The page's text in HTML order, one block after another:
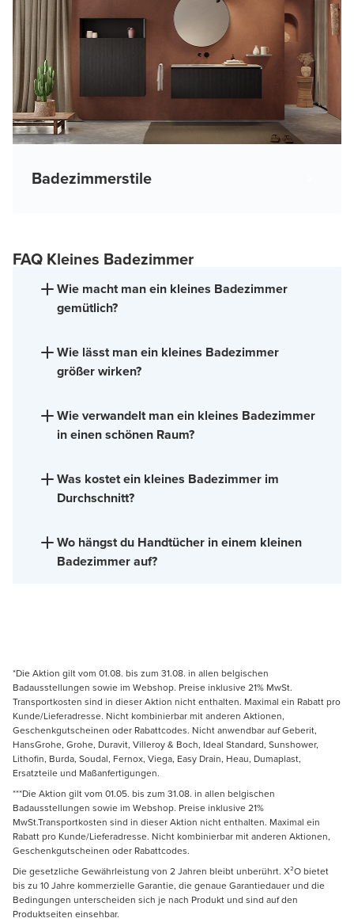
Badezimmerstile
FAQ Kleines Badezimmer
Wie macht man ein kleines Badezimmer
gemütlich?
Wie lässt man ein kleines Badezimmer
größer wirken?
Wie verwandelt man ein kleines Badezimmer
in einen schönen Raum?
Was kostet ein kleines Badezimmer im
Durchschnitt?
Wo hängst du Handtücher in einem kleinen
Badezimmer auf?
*Die Aktion gilt vom 01.08. bis zum 31.08. in allen belgischen
Badausstellungen sowie im Webshop. Preise inklusive 21% MwSt.
Transportkosten sind in dieser Aktion nicht enthalten. Maximal ein Rabatt pro
Kunde/Lieferadresse. Nicht kombinierbar mit anderen Aktionen,
Geschenkgutscheinen oder Rabattcodes. Nicht anwendbar auf Geberit,
HansGrohe, Grohe, Duravit, Villeroy & Boch, Ideal Standard, Sunshower,
Lithofin, Burda, Soudal, Fernox, Viega, Easy Drain, Heau, Dumaplast,
Ersatzteile und Maßanfertigungen.
***Die Aktion gilt vom 01.05. bis zum 31.08. in allen belgischen
Badausstellungen sowie im Webshop. Preise inklusive 21%
MwSt.Transportkosten sind in dieser Aktion nicht enthalten. Maximal ein
Rabatt pro Kunde/Lieferadresse. Nicht kombinierbar mit anderen Aktionen,
Geschenkgutscheinen oder Rabattcodes.
Die gesetzliche Gewährleistung von 2 Jahren bleibt unberührt. X²O bietet
bis zu 10 Jahre kommerzielle Garantie, die genaue Garantiedauer und die
Bedingungen unterscheiden sich je nach Produkt und sind auf den
Produktseiten einsehbar.